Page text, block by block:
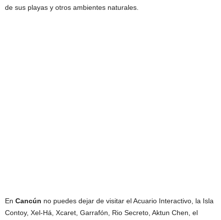
de sus playas y otros ambientes naturales.
En Cancún no puedes dejar de visitar el Acuario Interactivo, la Isla
Contoy, Xel-Há, Xcaret, Garrafón, Rio Secreto, Aktun Chen, el